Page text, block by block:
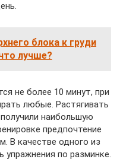
блока к груди
лучше?
не более 10 минут, при
любые. Растягивать
наибольшую
предпочтение
В качестве одного из
упражнения по разминке.